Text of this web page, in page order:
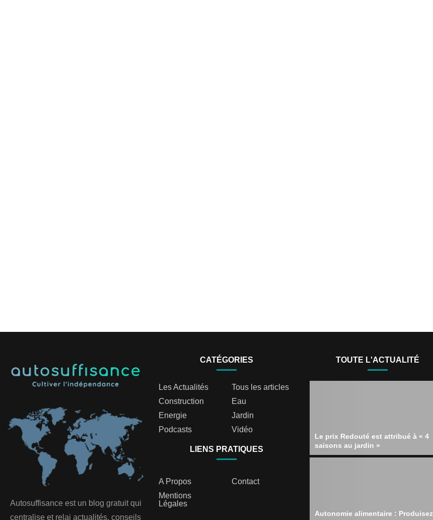
Autosuffisance est un blog gratuit qui
centralise et relai actualités, conseils
CATÉGORIES
Les Actualités
Tous les articles
Construction
Eau
Energie
Jardin
Podcasts
Vidéo
LIENS PRATIQUES
A Propos
Contact
Mentions
Légales
TOUTE L'ACTUALITÉ
Le prix Redouté est attribué à « 4
saisons au jardin »
Autonomie alimentaire : Produisez